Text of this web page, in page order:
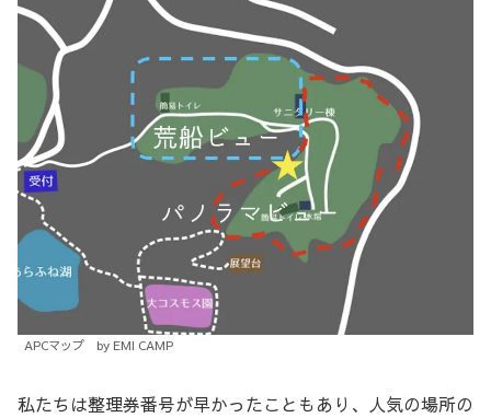
APCマップ by EMI CAMP
私たちは整理券番号が早かったこともあり、人気の場所の